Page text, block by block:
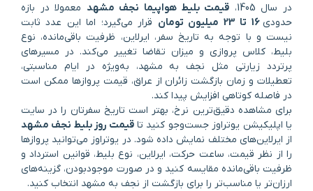
در سال 1405، قیمت بلیط هواپیما نجف مشهد معمولا در بازه
حدودی16 تا 23 میلیون تومان
قرار می‌گیرد؛ اما این عدد ثابت
نیست و با توجه به تاریخ سفر، ایرلاین، ظرفیت باقی‌مانده، نوع
بلیط، کلاس پروازی و میزان تقاضا تغییر می‌کند. در مسیرهای
پرتردد زیارتی مثل نجف به مشهد، به‌ویژه در ایام مناسبتی،
تعطیلات و زمان بازگشت زائران از عراق، قیمت پروازها ممکن است
در فاصله کوتاهی افزایش پیدا کند.
برای مشاهده دقیق‌ترین نرخ، بهتر است تاریخ سفرتان را در سایت
یا اپلیکیشن یوتراوز جست‌وجو کنید تاقیمت روز بلیط نجف مشهد
از ایرلاین‌های مختلف نمایش داده شود. در یوتراوز می‌توانید پروازها
را از نظر قیمت، ساعت حرکت، ایرلاین، نوع بلیط، قوانین استرداد و
ظرفیت باقی‌مانده مقایسه کنید و در صورت موجودبودن، گزینه‌های
ارزان‌تر یا مناسب‌تر را برای بازگشت از نجف به مشهد انتخاب کنید.